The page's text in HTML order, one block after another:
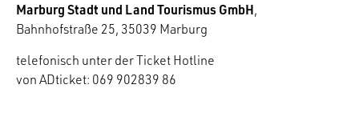
Marburg Stadt und Land Tourismus GmbH,
Bahnhofstraße 25, 35039 Marburg
telefonisch unter der Ticket Hotline
von ADticket: 069 902839 86